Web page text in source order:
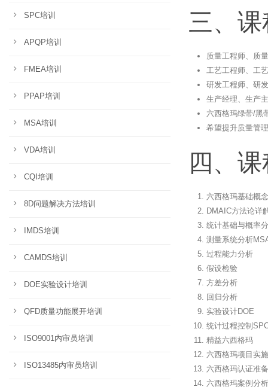
三、
质量工程师、质
工艺工程师、工
研发工程师、研
生产经理、生产
六西格玛绿带/黑
希望提升质量管
四、
六西格玛基础概念
DMAIC方法论详
统计基础与概率
测量系统分析
过程能力分析
假设检验
方差分析
回归分析
实验设计DOE
统计过程控制
精益六西格玛
六西格玛项目实施
六西格玛认证准备
六西格玛案例分析
SPC培训
APQP培训
FMEA培训
PPAP培训
MSA培训
VDA培训
CQI培训
8D问题解决方法培训
IMDS培训
CAMDS培训
DOE实验设计培训
QFD质量功能展开培训
ISO9001内审员培训
ISO13485内审员培训